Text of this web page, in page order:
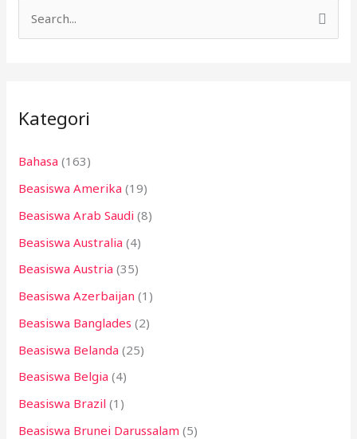
u
t
u
k
:
Kategori
Bahasa (163)
Beasiswa Amerika (19)
Beasiswa Arab Saudi (8)
Beasiswa Australia (4)
Beasiswa Austria (35)
Beasiswa Azerbaijan (1)
Beasiswa Banglades (2)
Beasiswa Belanda (25)
Beasiswa Belgia (4)
Beasiswa Brazil (1)
Beasiswa Brunei Darussalam (5)